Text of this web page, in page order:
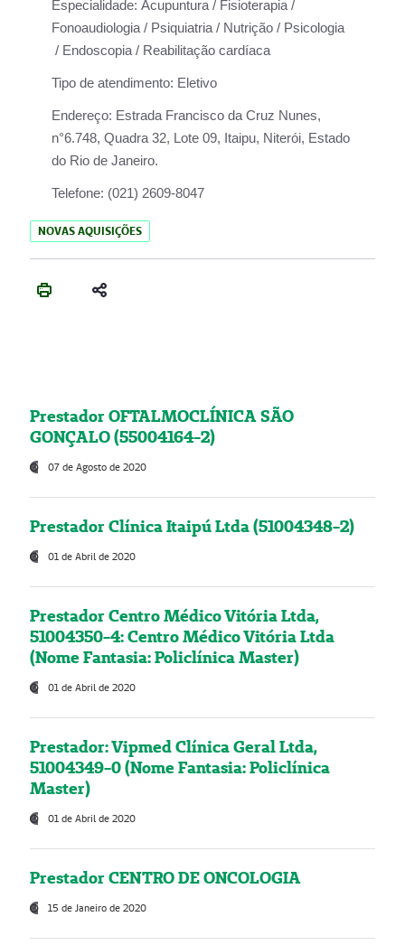
Especialidade: Acupuntura / Fisioterapia /
Fonoaudiologia / Psiquiatria / Nutrição / Psicologia
/ Endoscopia / Reabilitação cardíaca
Tipo de atendimento: Eletivo
Endereço: Estrada Francisco da Cruz Nunes,
n°6.748, Quadra 32, Lote 09, Itaipu, Niterói, Estado
do Rio de Janeiro.
Telefone: (021) 2609-8047
NOVAS AQUISIÇÕES
Prestador OFTALMOCLÍNICA SÃO
GONÇALO (55004164-2)
07 de Agosto de 2020
Prestador Clínica Itaipú Ltda (51004348-2)
01 de Abril de 2020
Prestador Centro Médico Vitória Ltda,
51004350-4: Centro Médico Vitória Ltda
(Nome Fantasia: Policlínica Master)
01 de Abril de 2020
Prestador: Vipmed Clínica Geral Ltda,
51004349-0 (Nome Fantasia: Policlínica
Master)
01 de Abril de 2020
Prestador CENTRO DE ONCOLOGIA
15 de Janeiro de 2020